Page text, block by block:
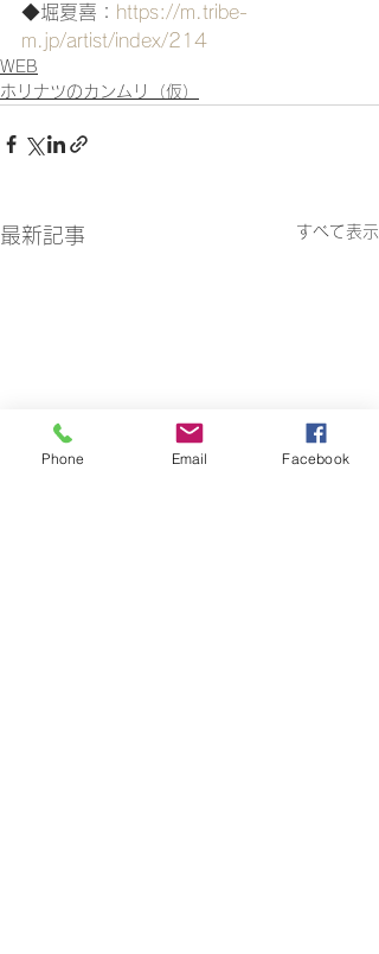
◆堀夏喜： https://m.tribe-
m.jp/artist/index/214
WEB
ホリナツのカンムリ（仮）
最新記事 すべて表示
Phone Email Facebook